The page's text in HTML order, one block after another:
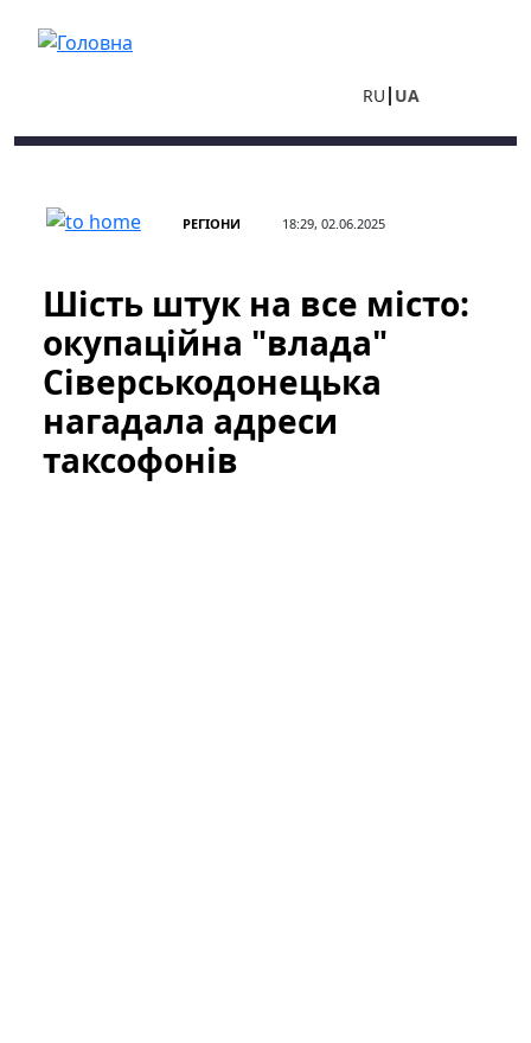
RU UA
РЕГІОНИ 18:29, 02.06.2025
Шість штук на все місто:
окупаційна "влада"
Сіверськодонецька
нагадала адреси
таксофонів